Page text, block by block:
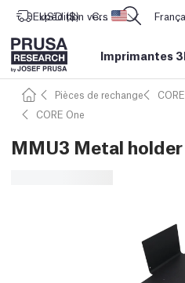
Expédition vers Etats-Unis
USD ($) CORE One L: Maintenant en stock !
Imprimantes
Pièces de rechange
CORE One
MMU3 Metal holder